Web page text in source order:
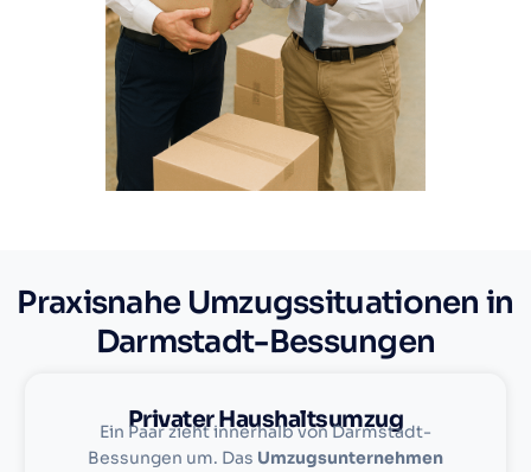
Praxisnahe Umzugssituationen in
Darmstadt-Bessungen
Privater Haushaltsumzug
Ein Paar zieht innerhalb von Darmstadt-
Bessungen um. Das Umzugsunternehmen